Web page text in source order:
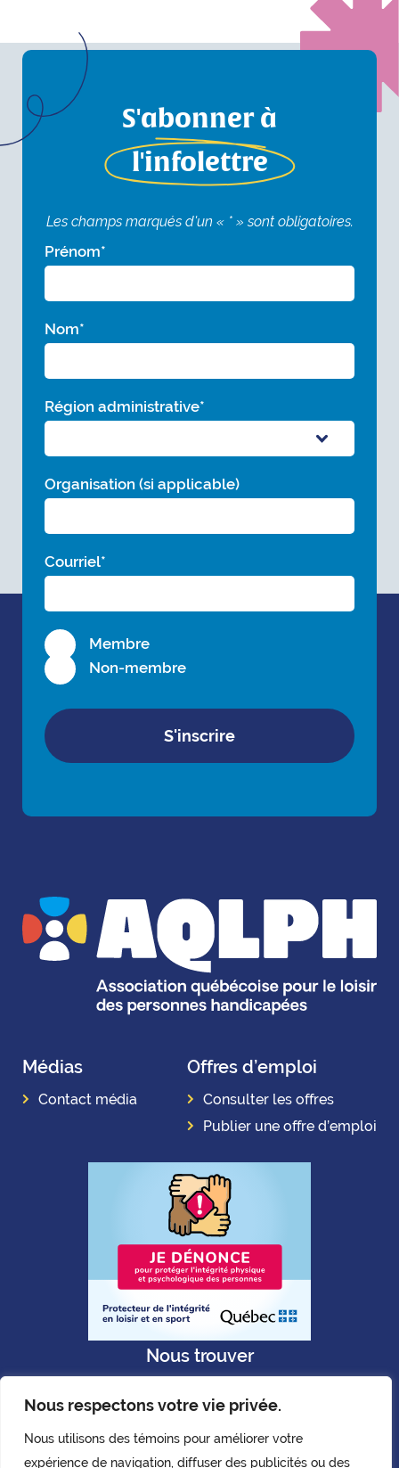
Nous respectons votre vie privée.
Nous utilisons des témoins pour améliorer votre
expérience de navigation, diffuser des publicités ou des
S'abonner à
l'infolettre
Les champs marqués d'un « * » sont obligatoires.
Prénom*
Nom*
Région administrative*
Organisation (si applicable)
Courriel*
Membre
Non-membre
S'inscrire
Médias
Contact média
Offres d’emploi
Consulter les offres
Publier une offre d’emploi
Nous trouver